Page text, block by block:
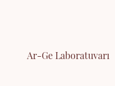
Ar-Ge Laboratuvarı